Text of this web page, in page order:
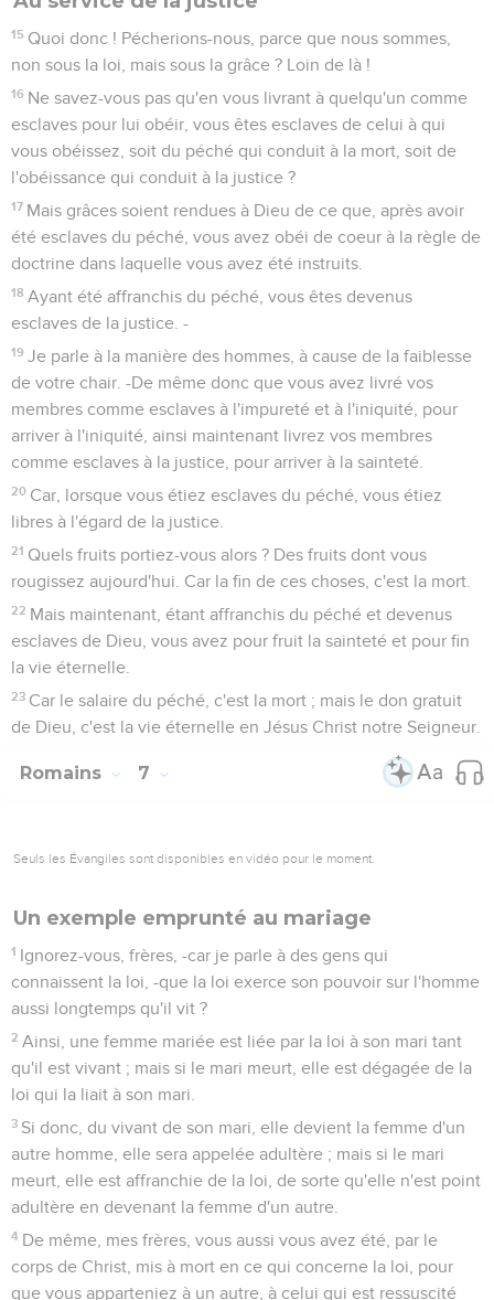
15 Quoi donc ! Pécherions-nous, parce que nous sommes,
non sous la loi, mais sous la grâce ? Loin de là !
16 Ne savez-vous pas qu'en vous livrant à quelqu'un comme
esclaves pour lui obéir, vous êtes esclaves de celui à qui
vous obéissez, soit du péché qui conduit à la mort, soit de
l'obéissance qui conduit à la justice ?
17 Mais grâces soient rendues à Dieu de ce que, après avoir
été esclaves du péché, vous avez obéi de coeur à la règle de
doctrine dans laquelle vous avez été instruits.
18 Ayant été affranchis du péché, vous êtes devenus
esclaves de la justice. -
19 Je parle à la manière des hommes, à cause de la faiblesse
de votre chair. -De même donc que vous avez livré vos
membres comme esclaves à l'impureté et à l'iniquité, pour
arriver à l'iniquité, ainsi maintenant livrez vos membres
comme esclaves à la justice, pour arriver à la sainteté.
20 Car, lorsque vous étiez esclaves du péché, vous étiez
libres à l'égard de la justice.
21 Quels fruits portiez-vous alors ? Des fruits dont vous
rougissez aujourd'hui. Car la fin de ces choses, c'est la mort.
22 Mais maintenant, étant affranchis du péché et devenus
esclaves de Dieu, vous avez pour fruit la sainteté et pour fin
la vie éternelle.
23 Car le salaire du péché, c'est la mort ; mais le don gratuit
de Dieu, c'est la vie éternelle en Jésus Christ notre Seigneur.
Romains 7
Seuls les Évangiles sont disponibles en vidéo pour le moment.
Un exemple emprunté au mariage
1 Ignorez-vous, frères, -car je parle à des gens qui
connaissent la loi, -que la loi exerce son pouvoir sur l'homme
aussi longtemps qu'il vit ?
2 Ainsi, une femme mariée est liée par la loi à son mari tant
qu'il est vivant ; mais si le mari meurt, elle est dégagée de la
loi qui la liait à son mari.
3 Si donc, du vivant de son mari, elle devient la femme d'un
autre homme, elle sera appelée adultère ; mais si le mari
meurt, elle est affranchie de la loi, de sorte qu'elle n'est point
adultère en devenant la femme d'un autre.
4 De même, mes frères, vous aussi vous avez été, par le
corps de Christ, mis à mort en ce qui concerne la loi, pour
que vous apparteniez à un autre, à celui qui est ressuscité